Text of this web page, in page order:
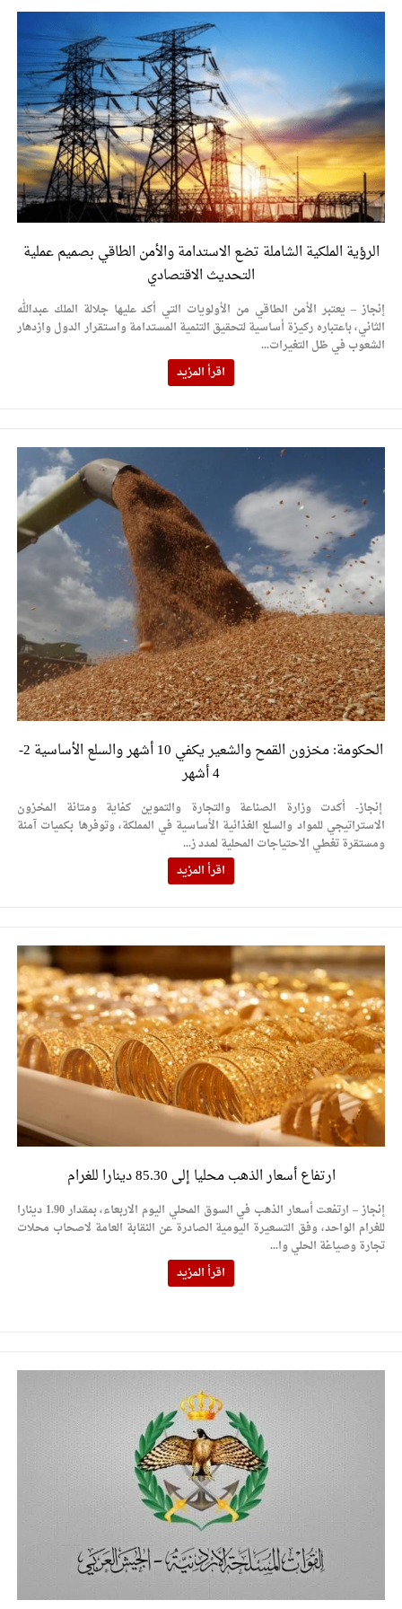
الرؤية الملكية الشاملة تضع الاستدامة والأمن الطاقي بصميم عملية
التحديث الاقتصادي
إنجاز – يعتبر الأمن الطاقي من الأولويات التي أكد عليها جلالة الملك عبدالله
الثاني، باعتباره ركيزة أساسية لتحقيق التنمية المستدامة واستقرار الدول وازدهار
الشعوب في ظل التغيرات...
اقرأ المزيد
الحكومة: مخزون القمح والشعير يكفي 10 أشهر والسلع الأساسية 2-
4 أشهر
إنجاز- أكدت وزارة الصناعة والتجارة والتموين كفاية ومتانة المخزون
الاستراتيجي للمواد والسلع الغذائية الأساسية في المملكة، وتوفرها بكميات آمنة
ومستقرة تغطي الاحتياجات المحلية لمدد ز...
اقرأ المزيد
ارتفاع أسعار الذهب محليا إلى 85.30 دينارا للغرام
إنجاز – ارتفعت أسعار الذهب في السوق المحلي اليوم الاربعاء، بمقدار 1.90 دينارا
للغرام الواحد، وفق التسعيرة اليومية الصادرة عن النقابة العامة لاصحاب محلات
تجارة وصياغة الحلي وا...
اقرأ المزيد